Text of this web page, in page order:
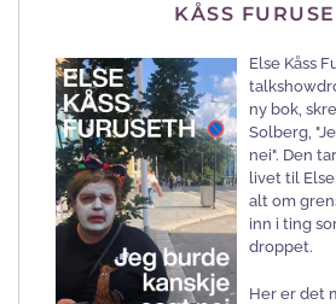
KÅSS
Else Kåss
ny bok,
Solberg,
nei". Den
livet til
alt om
inn i ting
droppet.
Her er det